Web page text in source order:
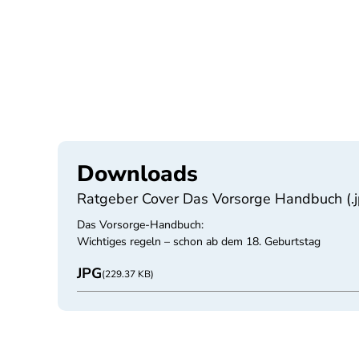
Downloads
Ratgeber Cover Das Vorsorge Handbuch
Das Vorsorge-Handbuch:
Wichtiges regeln – schon ab dem 18. Geburtstag
JPG(229.37 KB)